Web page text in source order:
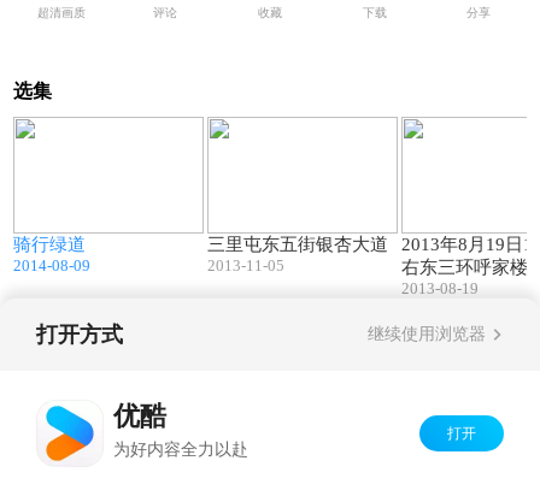
超清画质 评论 收藏 下载 分享
选集
骑行绿道
2014-08-09
三里屯东五街银杏大道
2013-11-05
2013年8月19日
右东三环呼家楼
展览馆交通情况
2013-08-19
打开方式 继续使用浏览器
优酷
为好内容全力以赴
打开